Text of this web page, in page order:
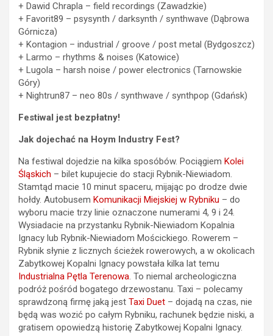
+ Dawid Chrapla – field recordings (Zawadzkie)
+ Favorit89 – psysynth / darksynth / synthwave (Dąbrowa
Górnicza)
+ Kontagion – industrial / groove / post metal (Bydgoszcz)
+ Larmo – rhythms & noises (Katowice)
+ Lugola – harsh noise / power electronics (Tarnowskie
Góry)
+ Nightrun87 – neo 80s / synthwave / synthpop (Gdańsk)
Festiwal jest bezpłatny!
Jak dojechać na Hoym Industry Fest?
Na festiwal dojedzie na kilka sposóbów. Pociągiem Kolei
Śląskich – bilet kupujecie do stacji Rybnik-Niewiadom.
Stamtąd macie 10 minut spaceru, mijając po drodze dwie
hołdy. Autobusem Komunikacji Miejskiej w Rybniku – do
wyboru macie trzy linie oznaczone numerami 4, 9 i 24.
Wysiadacie na przystanku Rybnik-Niewiadom Kopalnia
Ignacy lub Rybnik-Niewiadom Mościckiego. Rowerem –
Rybnik słynie z licznych ścieżek rowerowych, a w okolicach
Zabytkowej Kopalni Ignacy powstała kilka lat temu
Industrialna Pętla Terenowa. To niemal archeologiczna
podróż pośród bogatego drzewostanu. Taxi – polecamy
sprawdzoną firmę jaką jest Taxi Duet – dojadą na czas, nie
będą was wozić po całym Rybniku, rachunek będzie niski, a
gratisem opowiedzą historię Zabytkowej Kopalni Ignacy.